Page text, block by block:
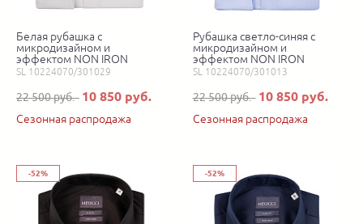
Белая рубашка с
микродизайном и
эффектом NON IRON
SL 10224070/301029
22 500 руб. 10 850 руб.
Сезонная распродажа
Рубашка светло-синяя с
микродизайном и
эффектом NON IRON
SL 10224070/301013
22 500 руб. 10 850 руб.
Сезонная распродажа
-52% -52%